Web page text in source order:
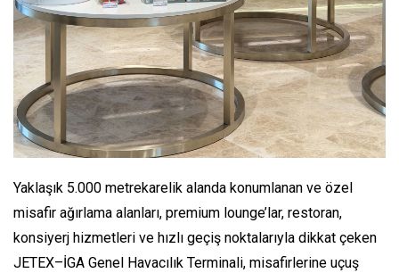
Yaklaşık 5.000 metrekarelik alanda konumlanan ve özel
misafir ağırlama alanları, premium lounge’lar, restoran,
konsiyerj hizmetleri ve hızlı geçiş noktalarıyla dikkat çeken
JETEX–İGA Genel Havacılık Terminali, misafirlerine uçuş